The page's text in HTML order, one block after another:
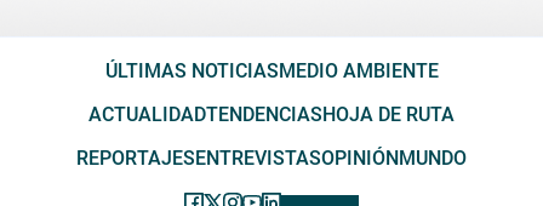
ÚLTIMAS NOTICIASMEDIO AMBIENTE
ACTUALIDADTENDENCIASHOJA DE RUTA
REPORTAJESENTREVISTASOPINIÓNMUNDO